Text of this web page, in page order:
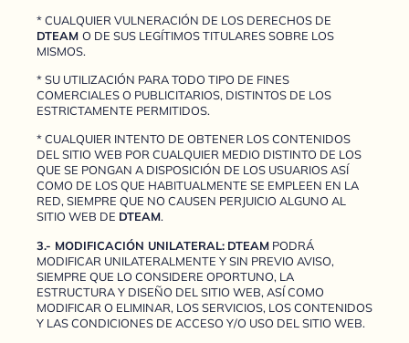
* CUALQUIER VULNERACIÓN DE LOS DERECHOS DE
DTEAM O DE SUS LEGÍTIMOS TITULARES SOBRE LOS
MISMOS.
* SU UTILIZACIÓN PARA TODO TIPO DE FINES
COMERCIALES O PUBLICITARIOS, DISTINTOS DE LOS
ESTRICTAMENTE PERMITIDOS.
* CUALQUIER INTENTO DE OBTENER LOS CONTENIDOS
DEL SITIO WEB POR CUALQUIER MEDIO DISTINTO DE LOS
QUE SE PONGAN A DISPOSICIÓN DE LOS USUARIOS ASÍ
COMO DE LOS QUE HABITUALMENTE SE EMPLEEN EN LA
RED, SIEMPRE QUE NO CAUSEN PERJUICIO ALGUNO AL
SITIO WEB DE DTEAM.
3.- MODIFICACIÓN UNILATERAL: DTEAM PODRÁ
MODIFICAR UNILATERALMENTE Y SIN PREVIO AVISO,
SIEMPRE QUE LO CONSIDERE OPORTUNO, LA
ESTRUCTURA Y DISEÑO DEL SITIO WEB, ASÍ COMO
MODIFICAR O ELIMINAR, LOS SERVICIOS, LOS CONTENIDOS
Y LAS CONDICIONES DE ACCESO Y/O USO DEL SITIO WEB.